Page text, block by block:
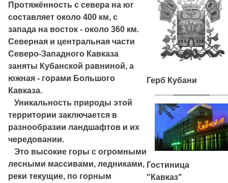
Протяжённость с севера на юг
составляет около 400 км, с
запада на восток - около 360 км.
Северная и центральная части
Северо-Западного Кавказа
заняты Кубанской равниной, а
южная - горами Большого
Кавказа.
Уникальность природы этой
территории заключается в
разнообразии ландшафтов и их
чередовании.
Это высокие горы с огромными
лесными массивами, ледниками,
реки текущие, по горным
Герб Кубани
Гостиница
"Кавказ"